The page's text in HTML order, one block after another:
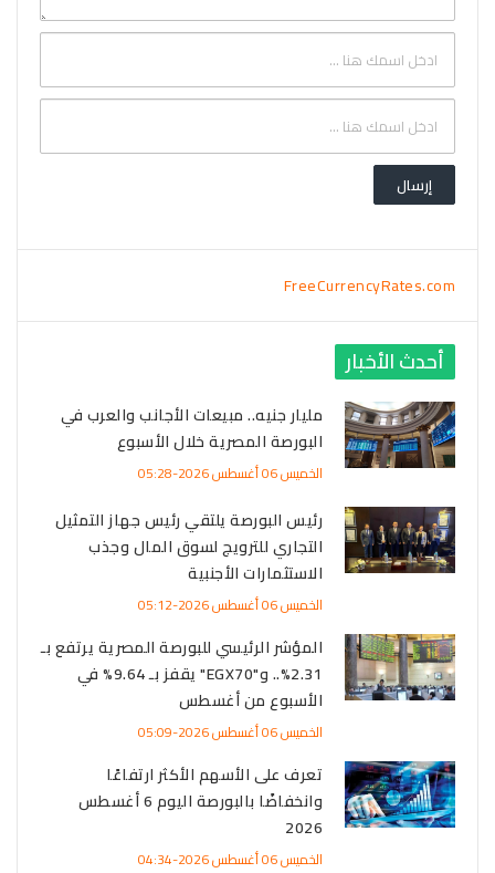
FreeCurrencyRates.com
أحدث الأخبار
مليار جنيه.. مبيعات الأجانب والعرب في
البورصة المصرية خلال الأسبوع
الخميس 06 أغسطس 2026-05:28
رئيس البورصة يلتقي رئيس جهاز التمثيل
التجاري للترويج لسوق المال وجذب
الاستثمارات الأجنبية
الخميس 06 أغسطس 2026-05:12
المؤشر الرئيسي للبورصة المصرية يرتفع بـ
2.31%.. و"EGX70" يقفز بـ 9.64% في
الأسبوع من أغسطس
الخميس 06 أغسطس 2026-05:09
تعرف على الأسهم الأكثر ارتفاعًا
وانخفاضًا بالبورصة اليوم 6 أغسطس
2026
الخميس 06 أغسطس 2026-04:34